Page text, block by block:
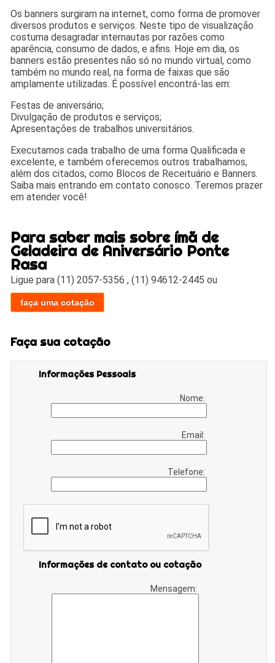
Os banners surgiram na internet, como forma de promover
diversos produtos e serviços. Neste tipo de visualização
costuma desagradar internautas por razões como
aparência, consumo de dados, e afins. Hoje em dia, os
banners estão presentes não só no mundo virtual, como
também no mundo real, na forma de faixas que são
amplamente utilizadas. É possível encontrá-las em:
Festas de aniversário;
Divulgação de produtos e serviços;
Apresentações de trabalhos universitários.
Executamos cada trabalho de uma forma Qualificada e
excelente, e também oferecemos outros trabalhamos,
além dos citados, como Blocos de Receituário e Banners.
Saiba mais entrando em contato conosco. Teremos prazer
em atender você!
Para saber mais sobre ímã de
Geladeira de Aniversário Ponte
Rasa
Ligue para(11) 2057-5356 ,(11) 94612-2445 ou
faça uma cotação
Faça sua cotação
Informações Pessoais
Nome:
Email:
Telefone:
Informações de contato ou cotação
Mensagem: